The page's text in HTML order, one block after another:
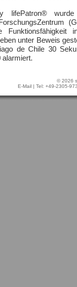
lifePatron®
Funktionsfähigkeit
unter Beweis
de Chile 30
alarmiert.
© 2026
E-Mail | Tel: +49-2305-